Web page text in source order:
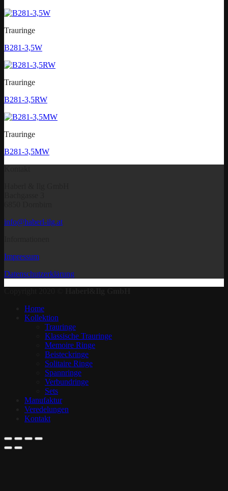
Trauringe
B281-3,5W
Trauringe
B281-3,5RW
Trauringe
B281-3,5MW
info@haberl-ilg.at
Impressum
Datenschutzerklärung
Home
Kollektion
Trauringe
Klassische Trauringe
Memoire Ringe
Beisteckringe
Solitaire Ringe
Spannringe
Verbundringe
Sets
Manufaktur
Veredelungen
Kontakt